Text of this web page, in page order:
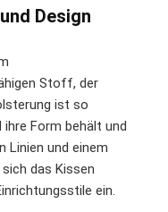
Design
Stoff, der
ist so
Form behält und
Linien und einem
das Kissen
ein.